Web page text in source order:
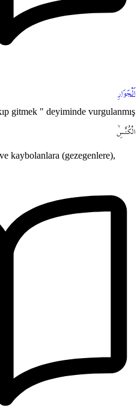
اَلْجَوَارِ
gitmek " deyiminde vurgulanmış
الْكُنَّسِۙ
kaybolanlara (gezegenlere),